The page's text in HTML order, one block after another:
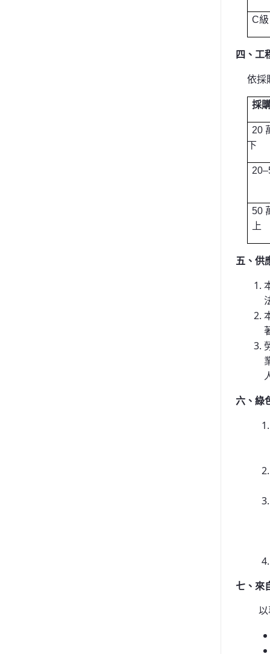
C
四、工
依採
採
20
下
20
50
上
五、供
六、綠
七、來
以